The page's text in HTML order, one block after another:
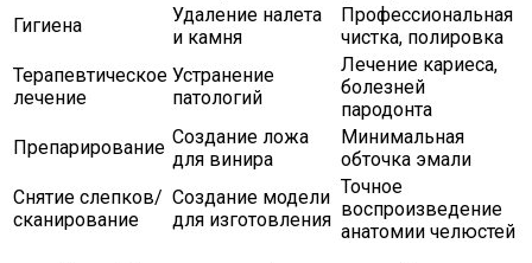
Гигиена
Удаление налета
и камня
Профессиональная
чистка, полировка
Терапевтическое
лечение
Устранение
патологий
Лечение кариеса,
болезней
пародонта
Препарирование Создание ложа
для винира
Минимальная
обточка эмали
Снятие слепков/
сканирование
Создание модели
для изготовления
Точное
воспроизведение
анатомии челюстей